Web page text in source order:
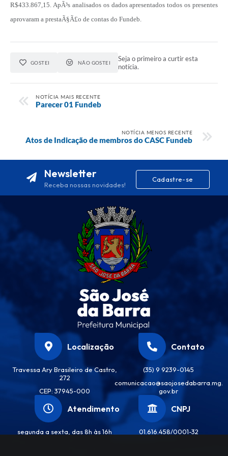
R$433.867,15. ApÃ³s analisados os dados apresentados todos os presentes
aprovaram a prestaÃ§Ã£o de contas do Fundeb.
GOSTEI NÃO GOSTEI
Seja o primeiro a curtir esta
notícia.
NOTÍCIA MAIS RECENTE
Parecer 01 Fundeb
NOTÍCIA MENOS RECENTE
Atos de Indicação de membros do CASC Fundeb
Newsletter
Receba nossas novidades!
Cadastre-se
Localização
Travessa Ary Brasileiro de Castro,
272
CEP: 37945-000
Contato
(35) 9 9239-0145
comunicacao@saojosedabarra.mg.
gov.br
Atendimento
segunda a sexta, das 8h às 16h
CNPJ
01.616.458/0001-32